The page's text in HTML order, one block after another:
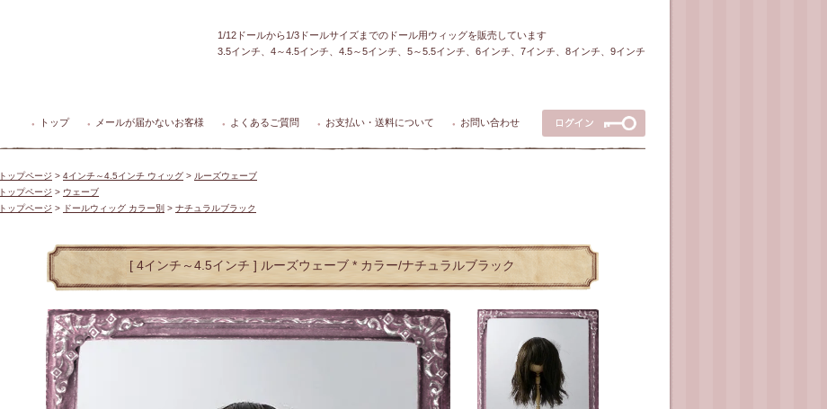
1/12ドールから1/3ドールサイズまでのドール用ウィッグを販売しています
3.5インチ、4～4.5インチ、4.5～5インチ、5～5.5インチ、6インチ、7インチ、8インチ、9インチ
● トップ ● メールが届かないお客様 ● よくあるご質問 ● お支払い・送料について ● お問い合わせ
トップページ > 4インチ～4.5インチ ウィッグ > ルーズウェーブ
トップページ > ウェーブ
トップページ > ドールウィッグ カラー別 > ナチュラルブラック
[ 4インチ～4.5インチ ] ルーズウェーブ * カラー/ナチュラルブラック